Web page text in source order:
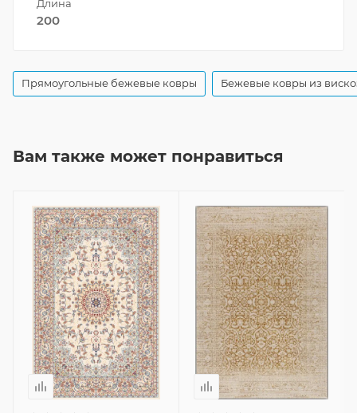
Длина
200
Прямоугольные бежевые ковры Бежевые ковры из
Вам также может понравиться